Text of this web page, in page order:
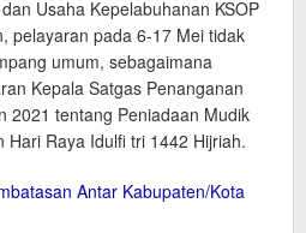
Usaha Kepelabuhanan KSOP
pelayaran pada 6-17 Mei tidak
umum, sebagaimana
Kepala Satgas Penanganan
2021 tentang Peniadaan Mudik
Raya Idulfi tri 1442 Hijriah.
Antar Kabupaten/Kota